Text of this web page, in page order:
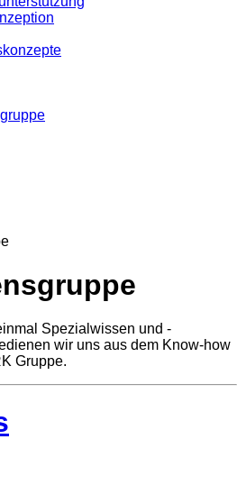
Spezialwissen und -
wir uns aus dem Know-how
Gruppe.